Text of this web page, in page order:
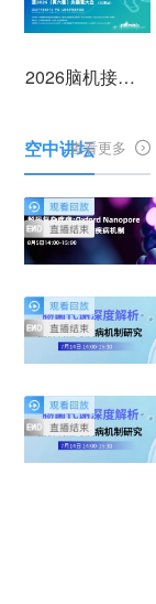
2026脑机接口前沿技术与产业转化大会
空中讲坛查看更多